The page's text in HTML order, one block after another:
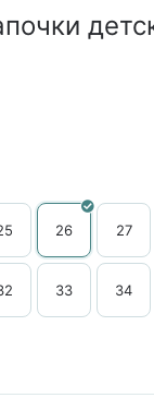
26 27
33 34